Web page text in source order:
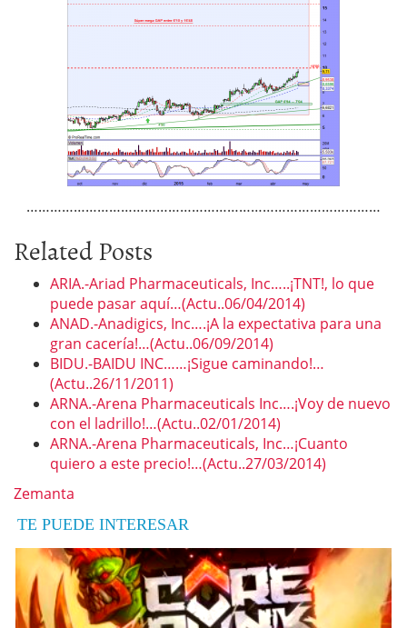
………………………………………………………………………………
Related Posts
ARIA.-Ariad Pharmaceuticals, Inc…..¡TNT!, lo que
puede pasar aquí…(Actu..06/04/2014)
ANAD.-Anadigics, Inc….¡A la expectativa para una
gran cacería!…(Actu..06/09/2014)
BIDU.-BAIDU INC……¡Sigue caminando!…
(Actu..26/11/2011)
ARNA.-Arena Pharmaceuticals Inc….¡Voy de nuevo
con el ladrillo!…(Actu..02/01/2014)
ARNA.-Arena Pharmaceuticals, Inc…¡Cuanto
quiero a este precio!…(Actu..27/03/2014)
Zemanta
TE PUEDE INTERESAR